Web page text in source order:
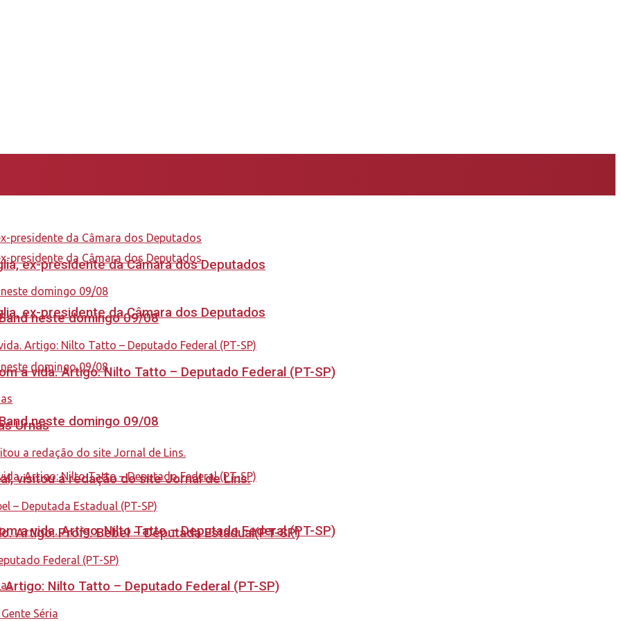
ex-presidente da Câmara dos Deputados
neste domingo 09/08
a vida. Artigo: Nilto Tatto – Deputado Federal (PT-SP)
ex-presidente da Câmara dos Deputados
neste domingo 09/08
a vida. Artigo: Nilto Tatto – Deputado Federal (PT-SP)
Urnas
visitou a redação do site Jornal de Lins.
Artigo: Profª. Bebel – Deputada Estadual(PT-SP)
Nilto Tatto – Deputado Federal (PT-SP)